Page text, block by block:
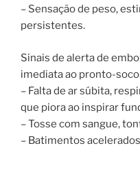
– Sensação de peso,
persistentes.
Sinais de alerta de
imediata ao pronto-
– Falta de ar súbita,
que piora ao inspirar
– Tosse com sangue,
– Batimentos